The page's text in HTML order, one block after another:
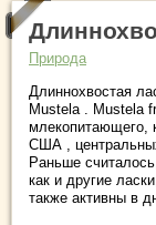
Природа
Длиннохвостая
Mustela . Mustela
млекопитающего,
США ,
Раньше
как и другие
также активны в